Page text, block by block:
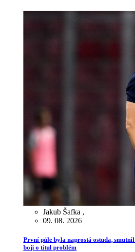
Jakub Šafka ,
09. 08. 2026
První půle byla naprostá ostuda,
boji o titul problém